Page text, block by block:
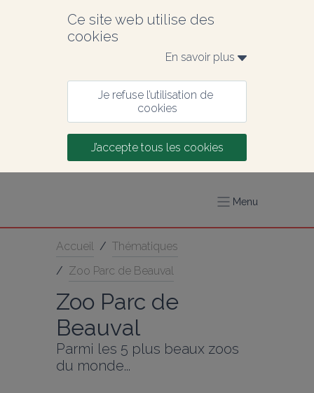
Ce site web utilise des
cookies
En savoir plus
Je refuse l’utilisation de
cookies
J’accepte tous les cookies
Menu
Accueil / Thématiques
/ Zoo Parc de Beauval
Zoo Parc de
Beauval
Parmi les 5 plus beaux zoos
du monde...